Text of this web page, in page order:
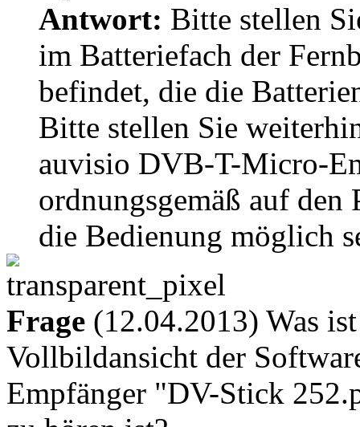
Antwort: Bitte stellen
im Batteriefach der
befindet, die die
Bitte stellen Sie
auvisio DVB-T-Micro-
ordnungsgemäß auf
die Bedienung möglich
Frage (12.04.2013) Was
Vollbildansicht der
Empfänger "DV-Stick